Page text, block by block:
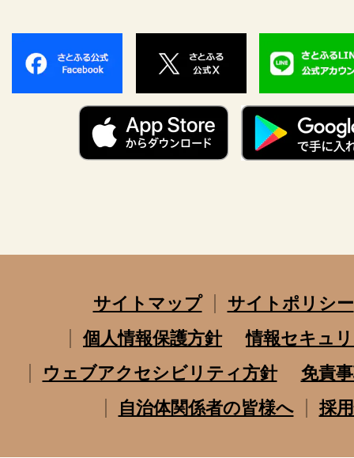
サイトマップ
サイトポリシー
個人情報保護方針
情報セキュ
ウェブアクセシビリティ方針
免責
自治体関係者の皆様へ
採